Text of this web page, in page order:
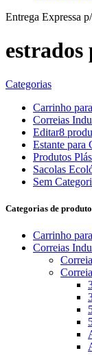
Entrega Expressa
estrados
Categorias
Carrinho
Correias
Editar8
Estante para
Produtos
Sacolas
Sem
Categorias de produto
Carrinho
Correias